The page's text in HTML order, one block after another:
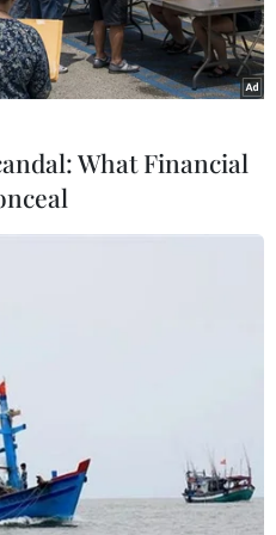
phủ Afghanistan ở thủ đô
(Ảnh: AFP/TTXVN)
thang, Chính phủ
Taliban đã trở lại bàn
What Financial